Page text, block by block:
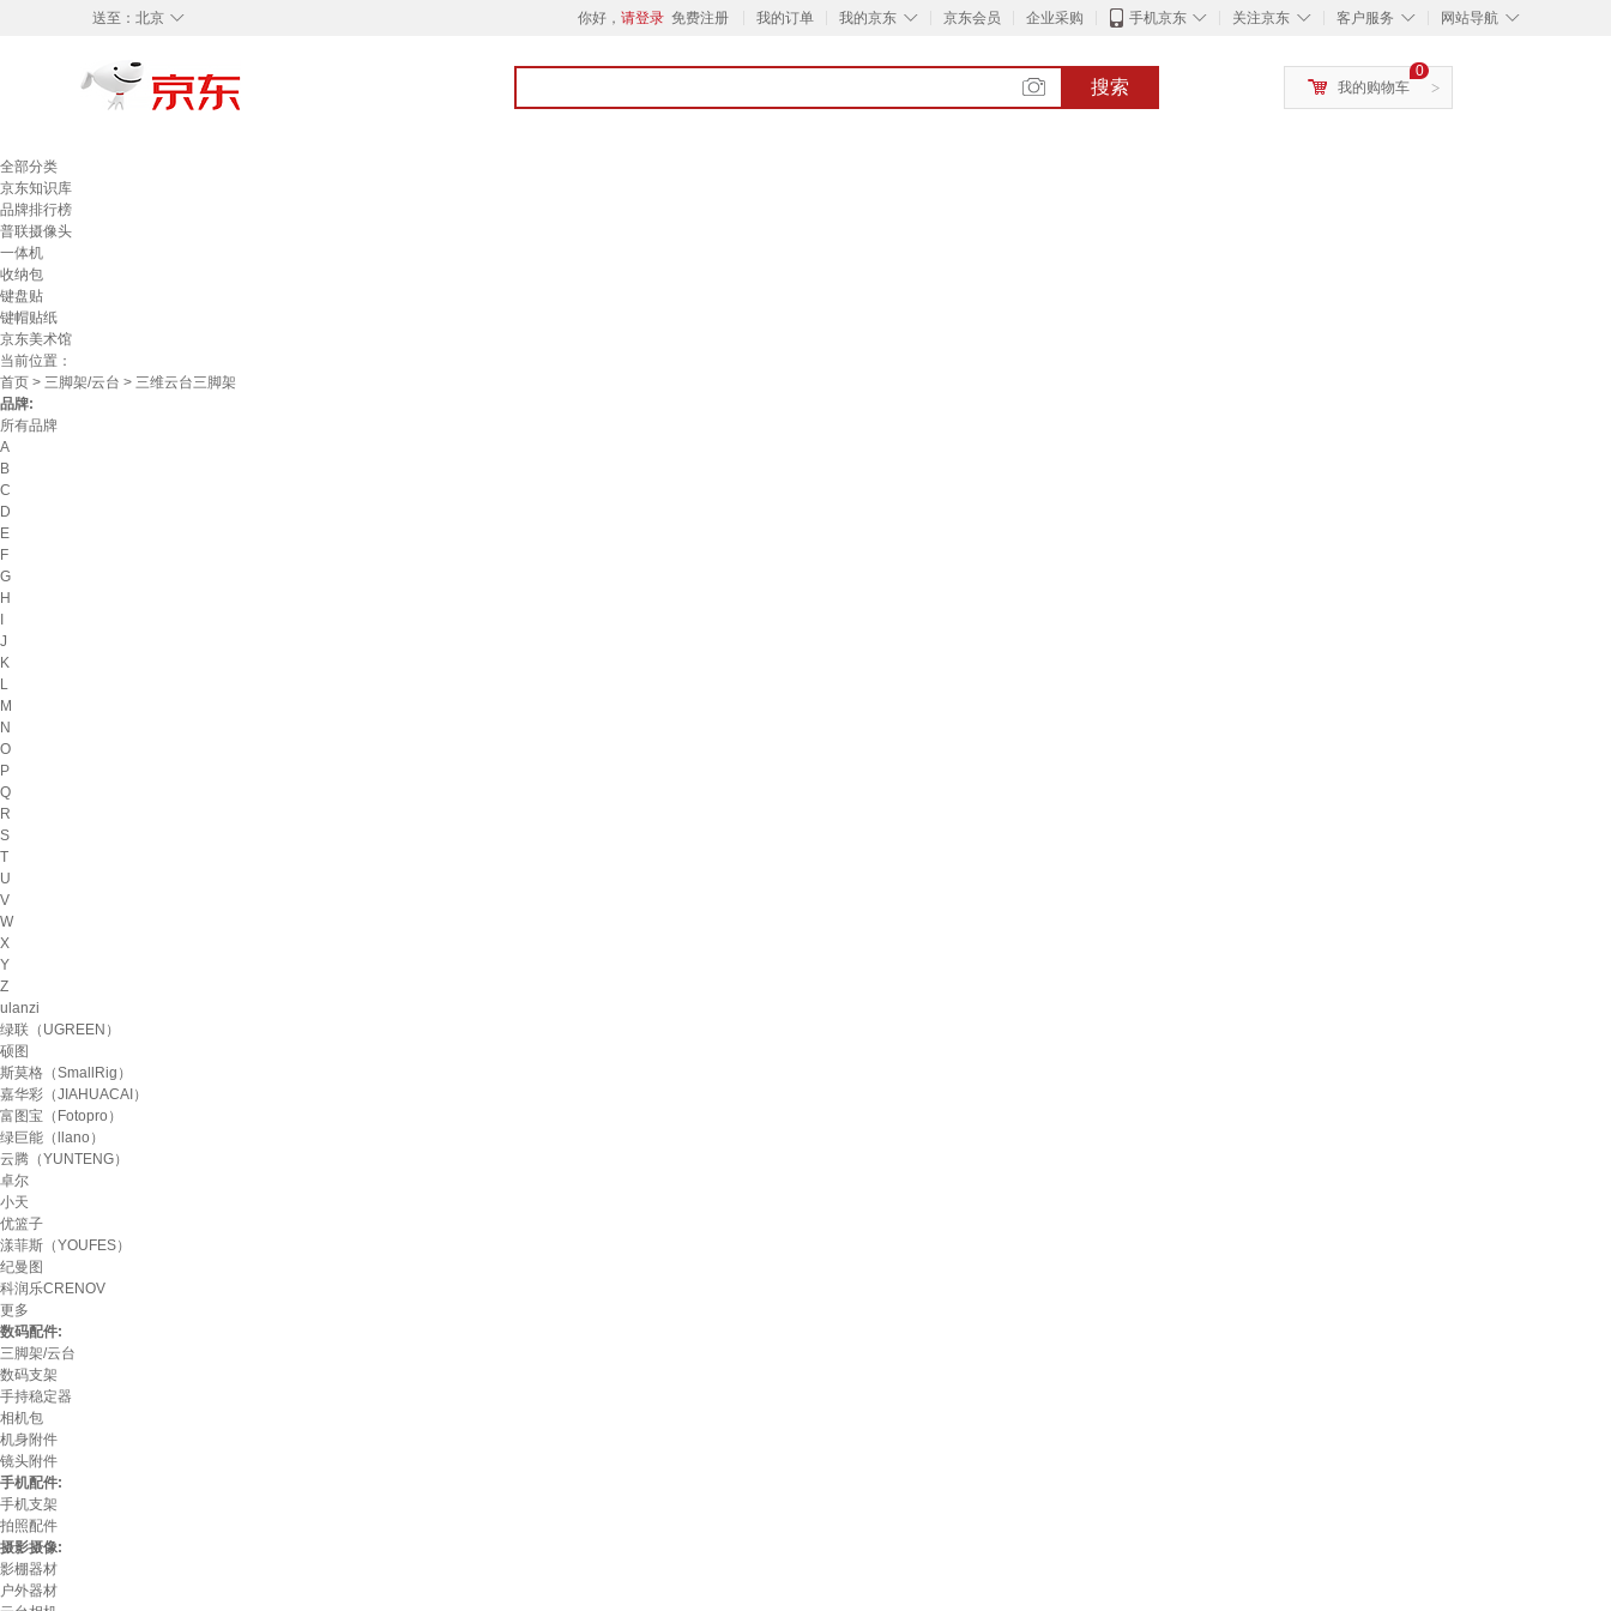
◇
送至： 北京 你好， 请登录 免费注册 我的订单 ◇
我的京东 京东会员 企业采购 ◇
手机京东 ◇
关注京东 ◇
客户服务 ◇
网站导航
搜索 >
0
我的购物车
全部分类
京东知识库
品牌排行榜
普联摄像头
一体机
收纳包
键盘贴
键帽贴纸
京东美术馆
当前位置：
首页 > 三脚架/云台 > 三维云台三脚架
品牌:
所有品牌
A
B
C
D
E
F
G
H
J
K
L
M
N
O
P
Q
R
S
T
U
V
W
X
Y
Z
ulanzi
绿联（UGREEN）
硕图
斯莫格（SmallRig）
嘉华彩（JIAHUACAI）
富图宝（Fotopro）
绿巨能（llano）
云腾（YUNTENG）
卓尔
小天
优篮子
漾菲斯（YOUFES）
纪曼图
科润乐CRENOV
更多
数码配件:
三脚架/云台
数码支架
手持稳定器
相机包
机身附件
镜头附件
手机配件:
手机支架
拍照配件
摄影摄像:
影棚器材
户外器材